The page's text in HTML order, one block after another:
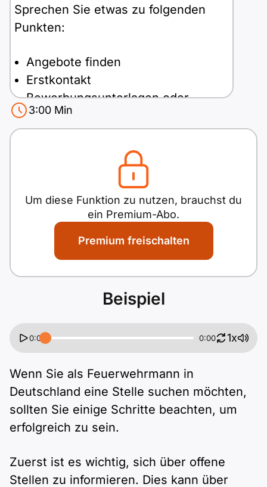
Pflege (telc)
A2 ÖIF
B1 telc
B1 Goethe
B1 ÖIF
B1 ÖSD
B2 telc
B2 Goethe
B2 Pflege (telc)
Mehr Tools
Online-Kurse
Einbürgerungstest
Spiele
Lebenslauf erstellen
Motivationsbriefe
Sprechen Sie etwas zu folgenden
Punkten:
Angebote finden
Erstkontakt
Bewerbungsunterlagen oder -
gespräch
3:00 Min
Um diese Funktion zu nutzen, brauchst du
ein Premium-Abo.
Premium freischalten
Beispiel
0:00 0:00 1x
Wenn Sie als Feuerwehrmann in
Deutschland eine Stelle suchen möchten,
sollten Sie einige Schritte beachten, um
erfolgreich zu sein.
Zuerst ist es wichtig, sich über offene
Stellen zu informieren. Dies kann über